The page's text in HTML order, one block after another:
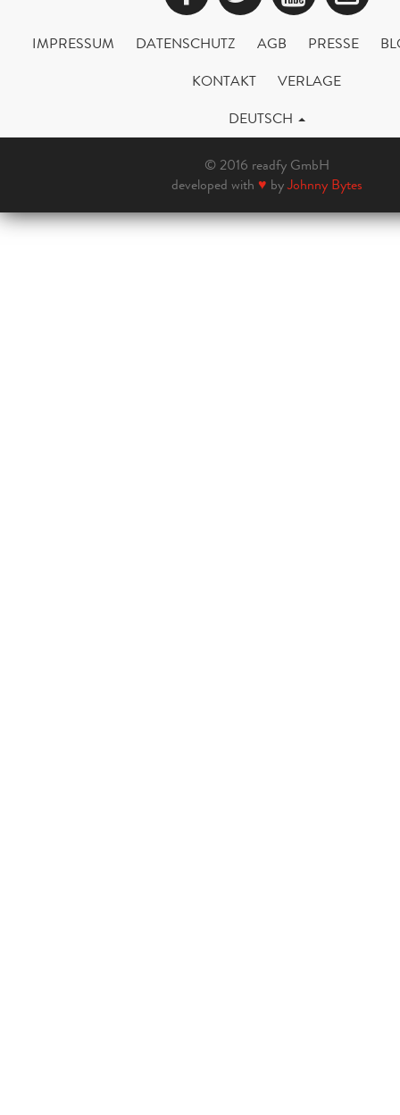
IMPRESSUM DATENSCHUTZ AGB PRESSE
KONTAKT
VERLAGE
DEUTSCH
© 2016 readfy GmbH
developed with ♥ byJohnny Bytes